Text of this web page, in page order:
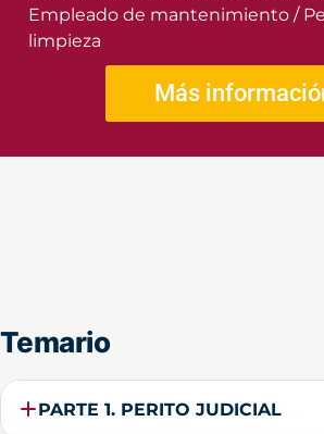
Empleado de mantenimiento /
limpieza
Más
Temario
PARTE 1. PERITO JUDICIAL